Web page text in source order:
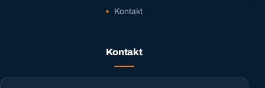
Kontakt
Kontakt